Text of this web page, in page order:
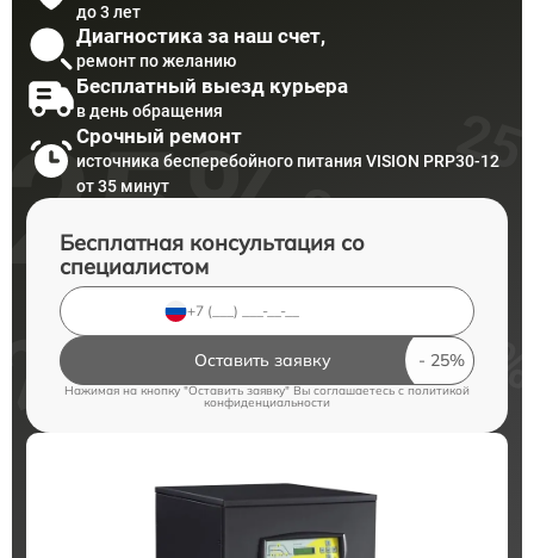
до 3 лет
Диагностика за наш счет,
ремонт по желанию
Бесплатный выезд курьера
в день обращения
Срочный ремонт
источника бесперебойного питания VISION PRP30-12
от 35 минут
Бесплатная консультация со
специалистом
Оставить заявку
Нажимая на кнопку "Оставить заявку" Вы соглашаетесь cполитикой
конфиденциальности